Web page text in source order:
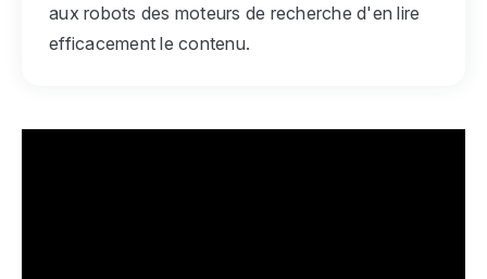
aux robots des moteurs de recherche d'en lire
efficacement le contenu.